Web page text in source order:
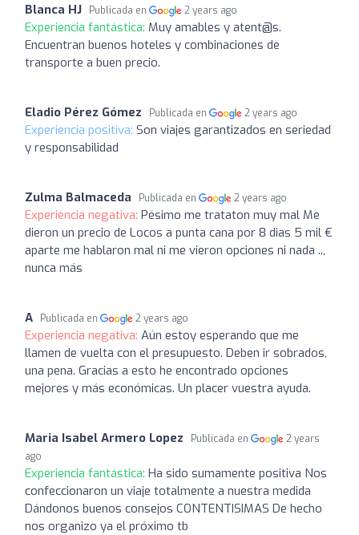
Blanca HJ Publicada en 2 years ago
Experiencia fantástica: Muy amables y atent@s.
Encuentran buenos hoteles y combinaciones de
transporte a buen precio.
Eladio Pérez Gómez Publicada en 2 years ago
Experiencia positiva: Son viajes garantizados en seriedad
y responsabilidad
Zulma Balmaceda Publicada en 2 years ago
Experiencia negativa: Pésimo me trataton muy mal Me
dieron un precio de Locos a punta cana por 8 dias 5 mil €
aparte me hablaron mal ni me vieron opciones ni nada ..,
nunca más
A Publicada en 2 years ago
Experiencia negativa: Aún estoy esperando que me
llamen de vuelta con el presupuesto. Deben ir sobrados,
una pena. Gracias a esto he encontrado opciones
mejores y más económicas. Un placer vuestra ayuda.
Maria Isabel Armero Lopez Publicada en
2 years
ago
Experiencia fantástica: Ha sido sumamente positiva Nos
confeccionaron un viaje totalmente a nuestra medida
Dándonos buenos consejos CONTENTISIMAS De hecho
nos organizo ya el próximo tb